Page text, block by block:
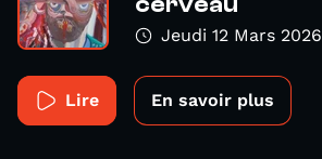
Jeudi 12 Mars 2026
Lire En savoir plus